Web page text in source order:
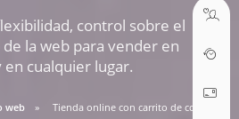
control sobre el
la web para vender en
cualquier lugar.
web Tienda online con carrito de compras
ABRIR TICKET